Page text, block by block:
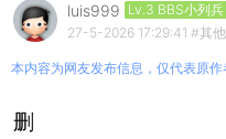
luis999 Lv.3 BBS小列兵
27-5-2026 17:29:41 #其
本内容为网友发布信息，仅代表原作
删